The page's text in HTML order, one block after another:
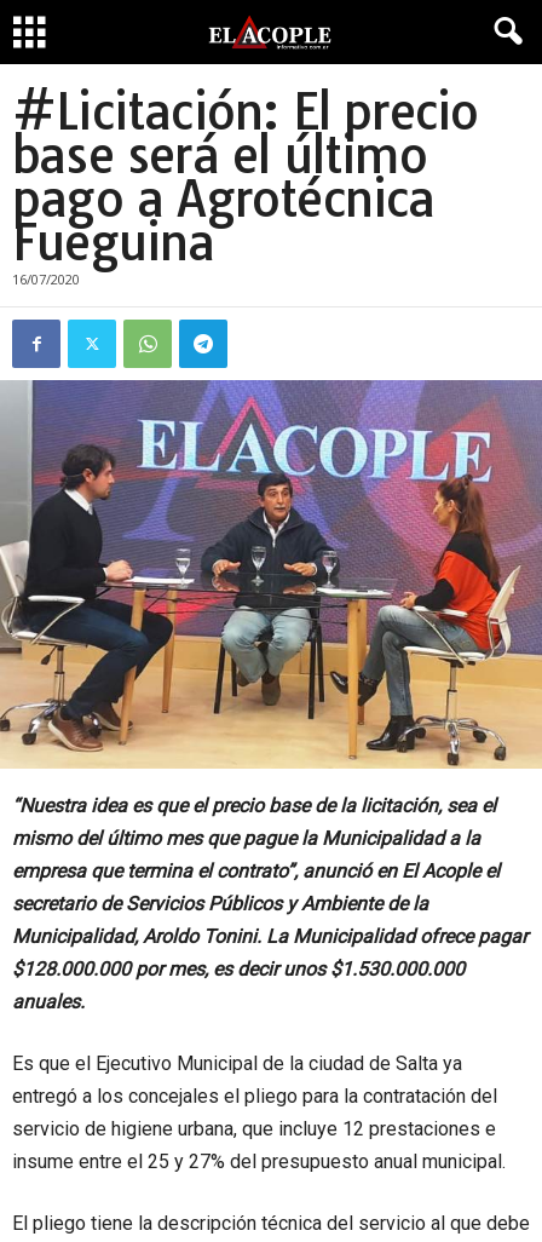
#Licitación: El precio
base será el último
pago a Agrotécnica
Fueguina
16/07/2020
“Nuestra idea es que el precio base de la licitación, sea el
mismo del último mes que pague la Municipalidad a la
empresa que termina el contrato”, anunció en El Acople el
secretario de Servicios Públicos y Ambiente de la
Municipalidad, Aroldo Tonini. La Municipalidad ofrece pagar
$128.000.000 por mes, es decir unos $1.530.000.000
anuales.
Es que el Ejecutivo Municipal de la ciudad de Salta ya
entregó a los concejales el pliego para la contratación del
servicio de higiene urbana, que incluye 12 prestaciones e
insume entre el 25 y 27% del presupuesto anual municipal.
El pliego tiene la descripción técnica del servicio al que debe